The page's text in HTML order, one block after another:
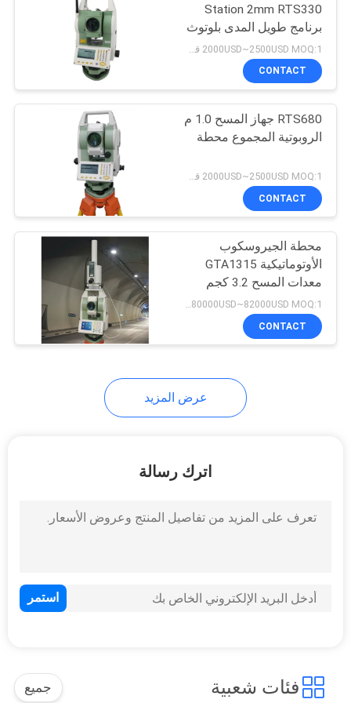
طاقم التسوية
التلسكوبي
53
محول تريبراش
46
حوامل أدوات
المحطة
Station 2mm RTS330
برنامج طويل المدى بلوتوث
CONTACT
RTS680 جهاز المسح 1.0 م
الروبوتية المجموع محطة
2000USD~2500USD MOQ:1 قطعة
CONTACT
محطة الجيروسكوب
الأوتوماتيكية GTA1315
معدات المسح 3.2 كجم
80000USD~82000USD MOQ:1 قطعة
CONTACT
عرض المزيد
اترك رسالة
فئات شعبية جميع